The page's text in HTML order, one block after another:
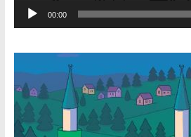
00:00